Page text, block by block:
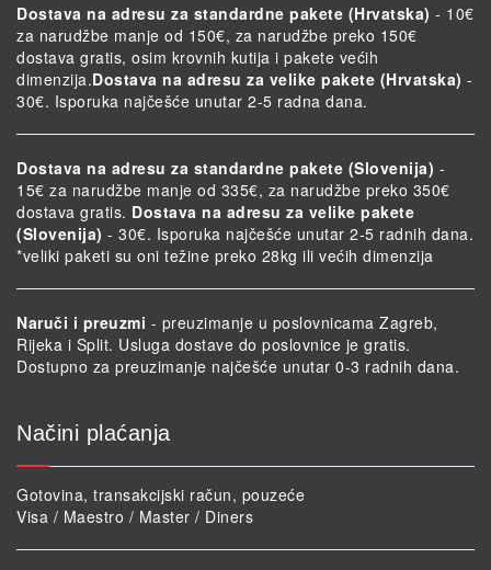
Dostava na adresu za standardne pakete (Hrvatska) - 10€
za narudžbe manje od 150€, za narudžbe preko 150€
dostava gratis, osim krovnih kutija i pakete većih
dimenzija.Dostava na adresu za velike pakete (Hrvatska) -
30€. Isporuka najčešće unutar 2-5 radna dana.
Dostava na adresu za standardne pakete (Slovenija) -
15€ za narudžbe manje od 335€, za narudžbe preko 350€
dostava gratis. Dostava na adresu za velike pakete
(Slovenija) - 30€. Isporuka najčešće unutar 2-5 radnih dana.
*veliki paketi su oni težine preko 28kg ili većih dimenzija
Naruči i preuzmi - preuzimanje u poslovnicama Zagreb,
Rijeka i Split. Usluga dostave do poslovnice je gratis.
Dostupno za preuzimanje najčešće unutar 0-3 radnih dana.
Načini plaćanja
Gotovina, transakcijski račun, pouzeće
Visa / Maestro / Master / Diners